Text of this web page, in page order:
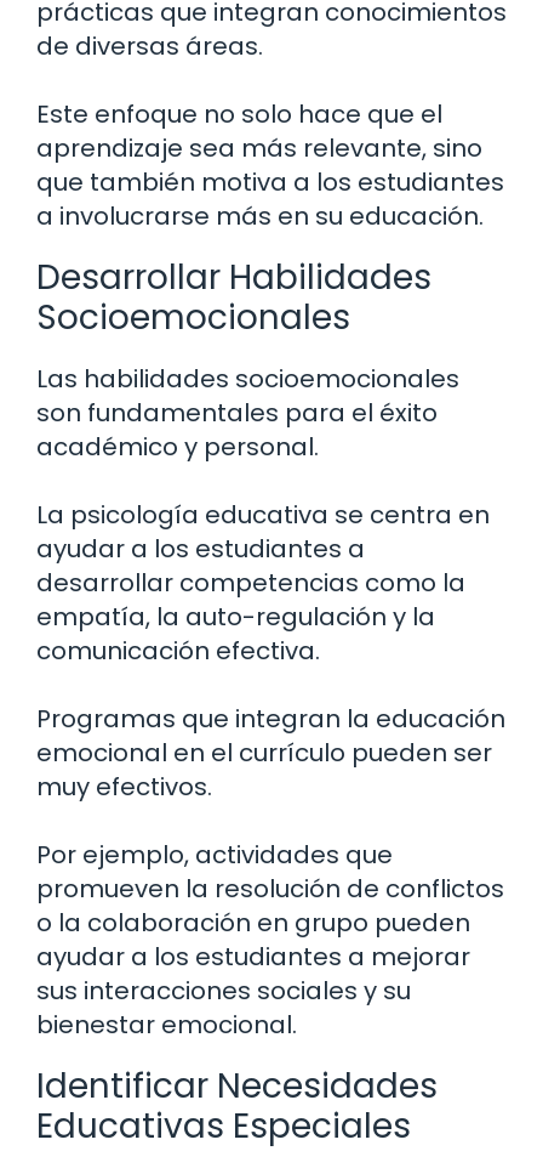
prácticas que integran conocimientos
de diversas áreas.
Este enfoque no solo hace que el
aprendizaje sea más relevante, sino
que también motiva a los estudiantes
a involucrarse más en su educación.
Desarrollar Habilidades
Socioemocionales
Las habilidades socioemocionales
son fundamentales para el éxito
académico y personal.
La psicología educativa se centra en
ayudar a los estudiantes a
desarrollar competencias como la
empatía, la auto-regulación y la
comunicación efectiva.
Programas que integran la educación
emocional en el currículo pueden ser
muy efectivos.
Por ejemplo, actividades que
promueven la resolución de conflictos
o la colaboración en grupo pueden
ayudar a los estudiantes a mejorar
sus interacciones sociales y su
bienestar emocional.
Identificar Necesidades
Educativas Especiales